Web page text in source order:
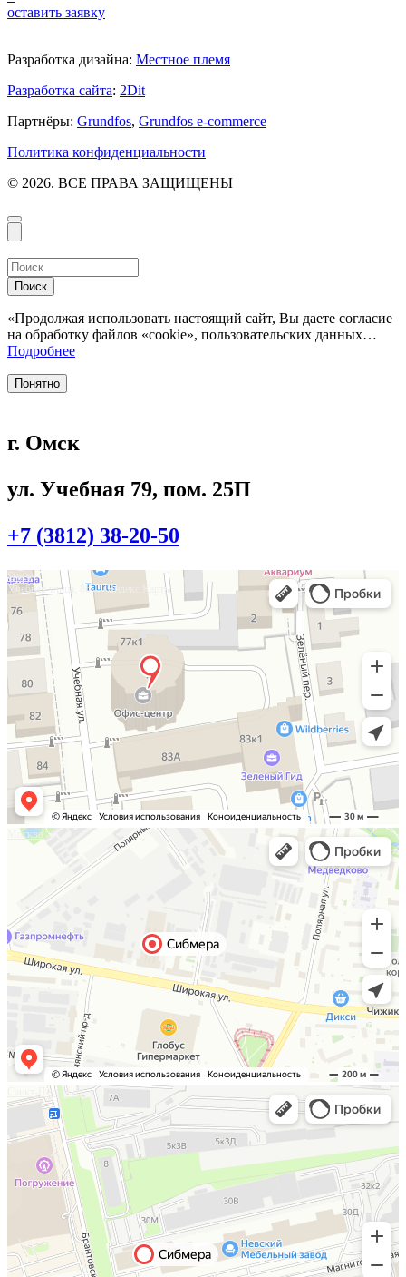
оставить заявку
Разработка дизайна: Местное племя
Разработка сайта: 2Dit
Партнёры: Grundfos, Grundfos e-commerce
Политика конфиденциальности
© 2026. ВСЕ ПРАВА ЗАЩИЩЕНЫ
Поиск
«Продолжая использовать настоящий сайт, Вы даете согласие
на обработку файлов «cookie», пользовательских данных…
Подробнее
Понятно
г. Омск
ул. Учебная 79, пом. 25П
+7 (3812) 38-20-50
Омск
Учебная улица, 86 — Яндекс.Карты
Москва
Санкт-Петербург